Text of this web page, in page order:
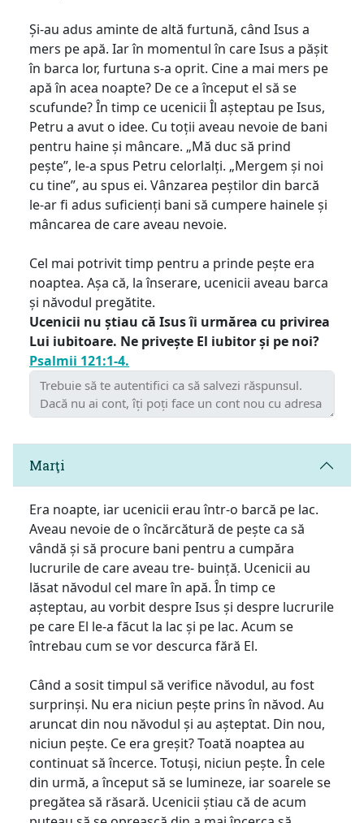
Și-au adus aminte de altă furtună, când Isus a
mers pe apă. Iar în momentul în care Isus a pășit
în barca lor, furtuna s-a oprit. Cine a mai mers pe
apă în acea noapte? De ce a început el să se
scufunde? În timp ce ucenicii Îl așteptau pe Isus,
Petru a avut o idee. Cu toții aveau nevoie de bani
pentru haine și mâncare. „Mă duc să prind
pește”, le-a spus Petru celorlalți. „Mergem și noi
cu tine”, au spus ei. Vânzarea peștilor din barcă
le-ar fi adus suficienți bani să cumpere hainele și
mâncarea de care aveau nevoie.
Cel mai potrivit timp pentru a prinde pește era
noaptea. Așa că, la înserare, ucenicii aveau barca
și năvodul pregătite.
Ucenicii nu știau că Isus îi urmărea cu privirea
Lui iubitoare. Ne privește El iubitor și pe noi?
Psalmii 121:1-4.
Marţi
Era noapte, iar ucenicii erau într-o barcă pe lac.
Aveau nevoie de o încărcătură de pește ca să
vândă și să procure bani pentru a cumpăra
lucrurile de care aveau tre- buință. Ucenicii au
lăsat năvodul cel mare în apă. În timp ce
așteptau, au vorbit despre Isus și despre lucrurile
pe care El le-a făcut la lac și pe lac. Acum se
întrebau cum se vor descurca fără El.
Când a sosit timpul să verifice năvodul, au fost
surprinși. Nu era niciun pește prins în năvod. Au
aruncat din nou năvodul și au așteptat. Din nou,
niciun pește. Ce era greșit? Toată noaptea au
continuat să încerce. Totuși, niciun pește. În cele
din urmă, a început să se lumineze, iar soarele se
pregătea să răsară. Ucenicii știau că de acum